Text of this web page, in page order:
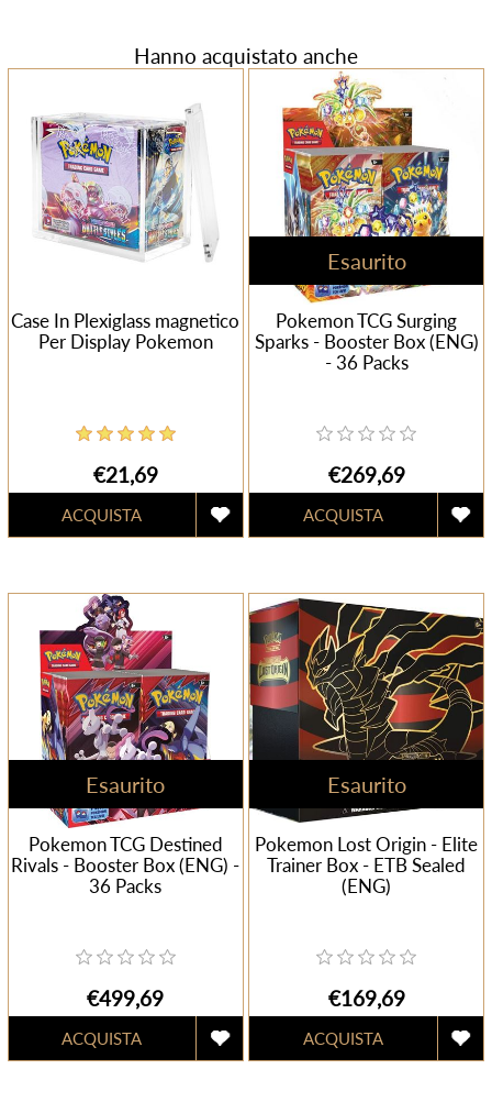
Hanno acquistato anche
Case In Plexiglass magnetico
Per Display Pokemon
€21,69
Esaurito
Pokemon TCG Surging
Sparks - Booster Box (ENG)
- 36 Packs
€269,69
Esaurito
Pokemon TCG Destined
Rivals - Booster Box (ENG) -
36 Packs
€499,69
Esaurito
Pokemon Lost Origin - Elite
Trainer Box - ETB Sealed
(ENG)
€169,69